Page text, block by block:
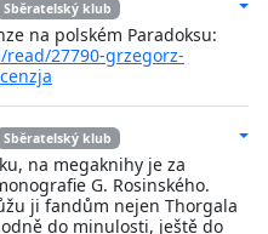
Sběratelský klub
na polském Paradoksu:
27790-grzegorz-
Sběratelský klub
na megaknihy je za
G. Rosinského.
ji fandům nejen Thorgala
do minulosti, ještě do